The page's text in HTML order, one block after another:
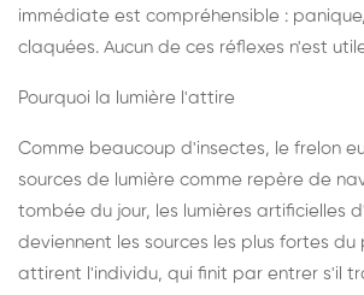
immédiate est compréhensible :
claquées. Aucun de ces réflexes n'est
Pourquoi la lumière l'attire
Comme beaucoup d'insectes, le frelon
sources de lumière comme repère de
tombée du jour, les lumières artificielles
deviennent les sources les plus fortes
attirent l'individu, qui finit par entrer s'il